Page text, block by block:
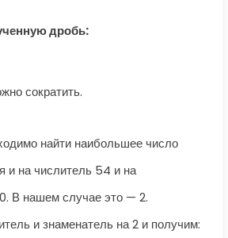
дробь:
сократить.
найти наибольшее число
и на числитель 54 и на
В нашем случае это — 2.
и знаменатель на 2 и получим: